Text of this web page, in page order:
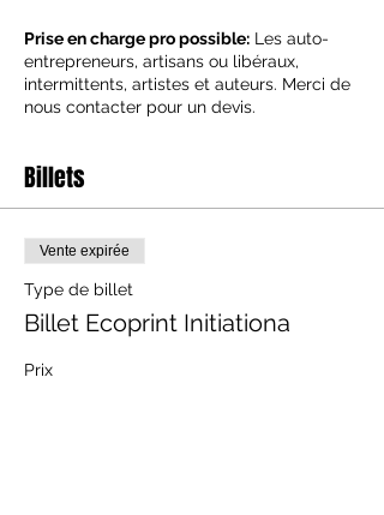
Prise en charge pro possible: Les auto-
entrepreneurs, artisans ou libéraux,
intermittents, artistes et auteurs. Merci de
nous contacter pour un devis.
Le matin :
Découverte des fibres naturelles
Découverte et choix des feuillages
Création du premier rouleau façon “India
Flint”
L’apres-midi:
Deuxième rouleau sur différents tissus
Billets
Vente expirée
Type de billet
Billet Ecoprint Initiationa
Prix